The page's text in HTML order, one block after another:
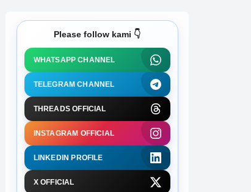
Please follow kami 👇
WHATSAPP CHANNEL
TELEGRAM CHANNEL
THREADS OFFICIAL
INSTAGRAM OFFICIAL
LINKEDIN PROFILE
X OFFICIAL